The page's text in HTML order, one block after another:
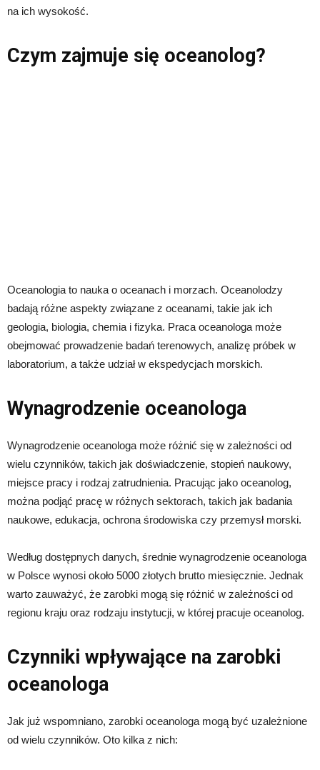
na ich wysokość.
Czym zajmuje się oceanolog?
Oceanologia to nauka o oceanach i morzach. Oceanolodzy
badają różne aspekty związane z oceanami, takie jak ich
geologia, biologia, chemia i fizyka. Praca oceanologa może
obejmować prowadzenie badań terenowych, analizę próbek w
laboratorium, a także udział w ekspedycjach morskich.
Wynagrodzenie oceanologa
Wynagrodzenie oceanologa może różnić się w zależności od
wielu czynników, takich jak doświadczenie, stopień naukowy,
miejsce pracy i rodzaj zatrudnienia. Pracując jako oceanolog,
można podjąć pracę w różnych sektorach, takich jak badania
naukowe, edukacja, ochrona środowiska czy przemysł morski.
Według dostępnych danych, średnie wynagrodzenie oceanologa
w Polsce wynosi około 5000 złotych brutto miesięcznie. Jednak
warto zauważyć, że zarobki mogą się różnić w zależności od
regionu kraju oraz rodzaju instytucji, w której pracuje oceanolog.
Czynniki wpływające na zarobki
oceanologa
Jak już wspomniano, zarobki oceanologa mogą być uzależnione
od wielu czynników. Oto kilka z nich: